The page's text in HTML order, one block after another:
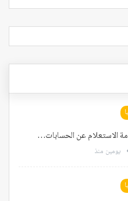
الاستعلام عن الحسابات…
يومين منذ